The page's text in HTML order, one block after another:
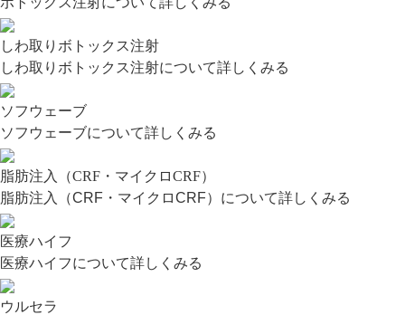
しわ取りボトックス注射
しわ取りボトックス注射について詳しくみる
ソフウェーブ
ソフウェーブについて詳しくみる
脂肪注入（CRF・マイクロCRF）
脂肪注入（CRF・マイクロCRF）について詳しくみる
医療ハイフ
医療ハイフについて詳しくみる
ウルセラ